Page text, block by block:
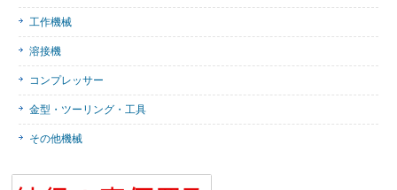
工作機械
溶接機
コンプレッサー
金型・ツーリング・工具
その他機械